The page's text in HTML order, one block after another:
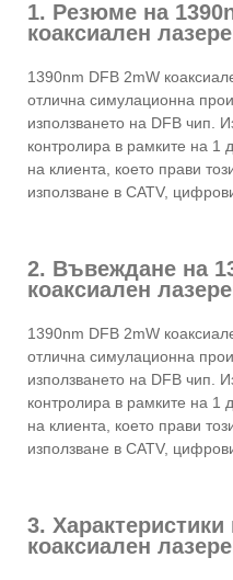
1. Резюме на
коаксиален
1390nm DFB 2mW
отлична симулационна
използването на DFB чип.
контролира в рамките на 1
на клиента, което прави
използване в CATV,
2. Въвеждане на
коаксиален
1390nm DFB 2mW
отлична симулационна
използването на DFB чип.
контролира в рамките на 1
на клиента, което прави
използване в CATV,
3.
коаксиален